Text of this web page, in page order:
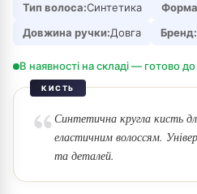
Тип волоса:Синтетика
Довжина ручки:Довга Бренд:
В наявності на складі — готово до
КИСТЬ
Синтетична кругла кисть
еластичним волоссям.
та деталей.